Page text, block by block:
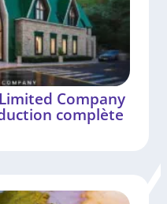
Company
complète